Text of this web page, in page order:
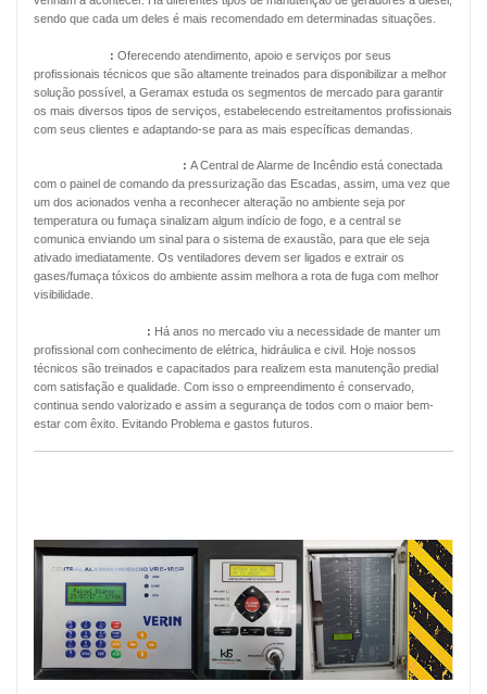
sendo que cada um deles é mais recomendado em determinadas situações.
: Oferecendo atendimento, apoio e serviços por seus
profissionais técnicos que são altamente treinados para disponibilizar a melhor
solução possível, a Geramax estuda os segmentos de mercado para garantir
os mais diversos tipos de serviços, estabelecendo estreitamentos profissionais
com seus clientes e adaptando-se para as mais específicas demandas.
: A Central de Alarme de Incêndio está conectada
com o painel de comando da pressurização das Escadas, assim, uma vez que
um dos acionados venha a reconhecer alteração no ambiente seja por
temperatura ou fumaça sinalizam algum indício de fogo, e a central se
comunica enviando um sinal para o sistema de exaustão, para que ele seja
ativado imediatamente. Os ventiladores devem ser ligados e extrair os
gases/fumaça tóxicos do ambiente assim melhora a rota de fuga com melhor
visibilidade.
: Há anos no mercado viu a necessidade de manter um
profissional com conhecimento de elétrica, hidráulica e civil. Hoje nossos
técnicos são treinados e capacitados para realizem esta manutenção predial
com satisfação e qualidade. Com isso o empreendimento é conservado,
continua sendo valorizado e assim a segurança de todos com o maior bem-
estar com êxito. Evitando Problema e gastos futuros.